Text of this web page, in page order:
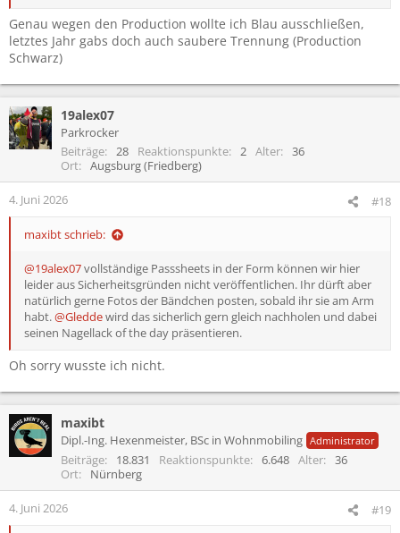
Genau wegen den Production wollte ich Blau ausschließen,
letztes Jahr gabs doch auch saubere Trennung (Production
Schwarz)
19alex07
Parkrocker
Beiträge
28 Reaktionspunkte 2 Alter
36
Ort
Augsburg (Friedberg)
4. Juni 2026 #18
maxibt schrieb:
@19alex07vollständige Passsheets in der Form können wir hier
leider aus Sicherheitsgründen nicht veröffentlichen. Ihr dürft aber
natürlich gerne Fotos der Bändchen posten, sobald ihr sie am Arm
habt.@Gleddewird das sicherlich gern gleich nachholen und dabei
seinen Nagellack of the day präsentieren.
Oh sorry wusste ich nicht.
maxibt
Dipl.-Ing. Hexenmeister, BSc in Wohnmobiling Administrator
Beiträge 18.831 Reaktionspunkte 6.648 Alter
36
Ort
Nürnberg
4. Juni 2026 #19